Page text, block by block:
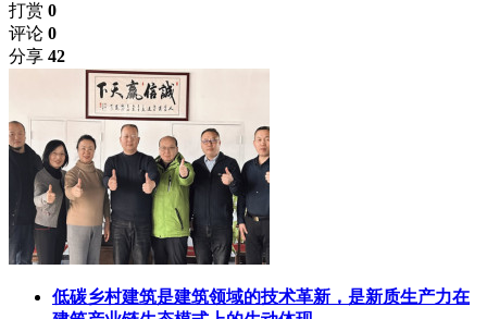
打赏 0
评论 0
分享 42
低碳乡村建筑是建筑领域的技术革新，是新质生产力在